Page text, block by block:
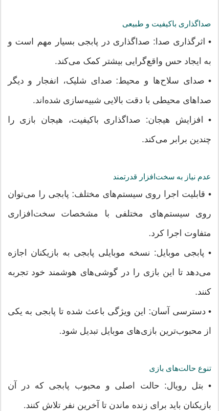
صداگذاری باکیفیت و طبیعی
• اثرگذاری صدا: صداگذاری در پابجی بسیار مهم است و
به ایجاد حس واقع‌گرایی بیشتر کمک می‌کند.
• صدای سلاح‌ها و محیط: صدای شلیک، انفجار و دیگر
صداهای محیطی با دقت بالایی شبیه‌سازی شده‌اند.
• افزایش هیجان: صداگذاری باکیفیت، هیجان بازی را
چندین برابر می‌کند.
عدم نیاز به سخت‌افزار قدرتمند
• قابلیت اجرا روی سیستم‌های مختلف: پابجی را می‌توان
روی سیستم‌های مختلفی با مشخصات سخت‌افزاری
متفاوت اجرا کرد.
• پابجی موبایل: نسخه موبایلی پابجی به بازیکنان اجازه
می‌دهد تا این بازی را در گوشی‌های هوشمند خود تجربه
کنند.
• دسترسی آسان: این ویژگی باعث شده تا پابجی به یکی
از محبوب‌ترین بازی‌های موبایل تبدیل شود.
تنوع حالت‌های بازی
• بتل رویال: حالت اصلی و محبوب پابجی که در آن
بازیکنان باید برای زنده ماندن تا آخرین نفر تلاش کنند.